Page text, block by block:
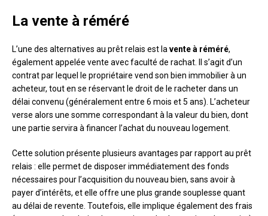
La vente à réméré
L’une des alternatives au prêt relais est la vente à réméré,
également appelée vente avec faculté de rachat. Il s’agit d’un
contrat par lequel le propriétaire vend son bien immobilier à un
acheteur, tout en se réservant le droit de le racheter dans un
délai convenu (généralement entre 6 mois et 5 ans). L’acheteur
verse alors une somme correspondant à la valeur du bien, dont
une partie servira à financer l’achat du nouveau logement.
Cette solution présente plusieurs avantages par rapport au prêt
relais : elle permet de disposer immédiatement des fonds
nécessaires pour l’acquisition du nouveau bien, sans avoir à
payer d’intérêts, et elle offre une plus grande souplesse quant
au délai de revente. Toutefois, elle implique également des frais